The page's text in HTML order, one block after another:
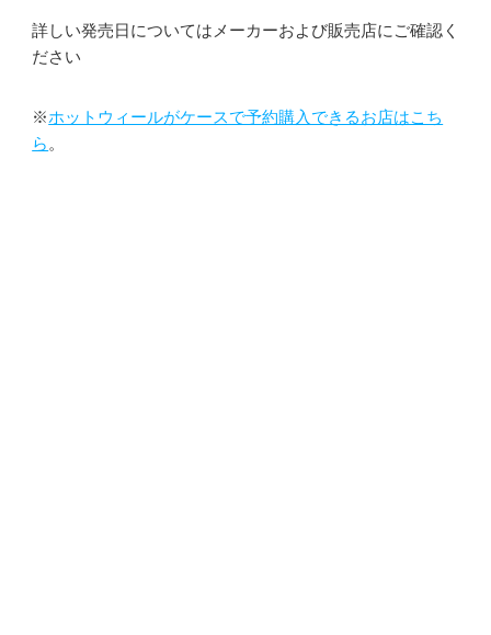
詳しい発売日についてはメーカーおよび販売店にご確認く
ださい
※ホットウィールがケースで予約購入できるお店はこち
ら 。